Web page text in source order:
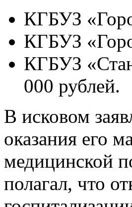
КГБУЗ
КГБУЗ
КГБУЗ
000 рублей.
В исковом
оказания его
медицинской
полагал, что